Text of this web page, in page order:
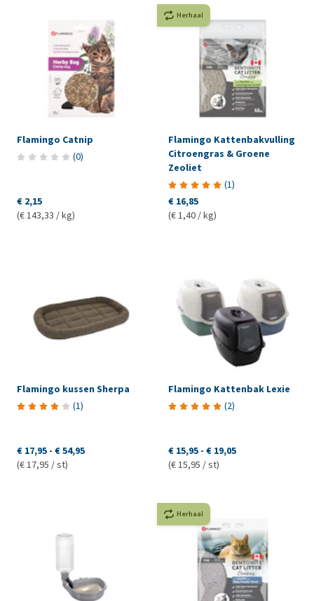
Flamingo Catnip
(0)
€ 2,15
(€ 143,33 / kg)
Herhaal
Flamingo Kattenbakvulling
Citroengras & Groene
Zeoliet
(1)
€ 16,85
(€ 1,40 / kg)
Flamingo kussen Sherpa
(1)
€ 17,95 - € 54,95
(€ 17,95 / st)
Flamingo Kattenbak Lexie
(2)
€ 15,95 - € 19,05
(€ 15,95 / st)
Herhaal